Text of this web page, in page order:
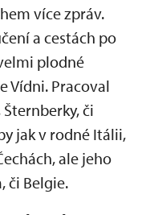
více zpráv.
a cestách po
plodné
Vídni. Pracoval
či
jak v rodné Itálii,
ale jeho
či Belgie.